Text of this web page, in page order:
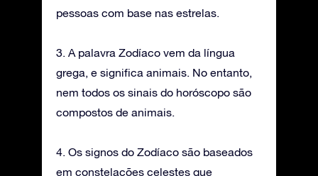
pessoas com base nas estrelas.
3. A palavra Zodíaco vem da língua
grega, e significa animais. No entanto,
nem todos os sinais do horóscopo são
compostos de animais.
4. Os signos do Zodíaco são baseados
em constelações celestes que